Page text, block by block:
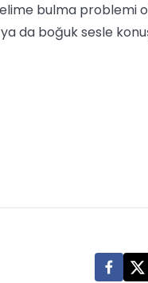
bulma problemi
da boğuk sesle